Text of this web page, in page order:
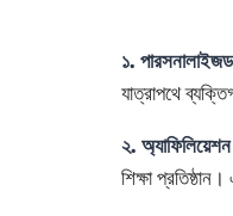
১. পারসনালাইজড
যাত্রাপথে
২.
শিক্ষা